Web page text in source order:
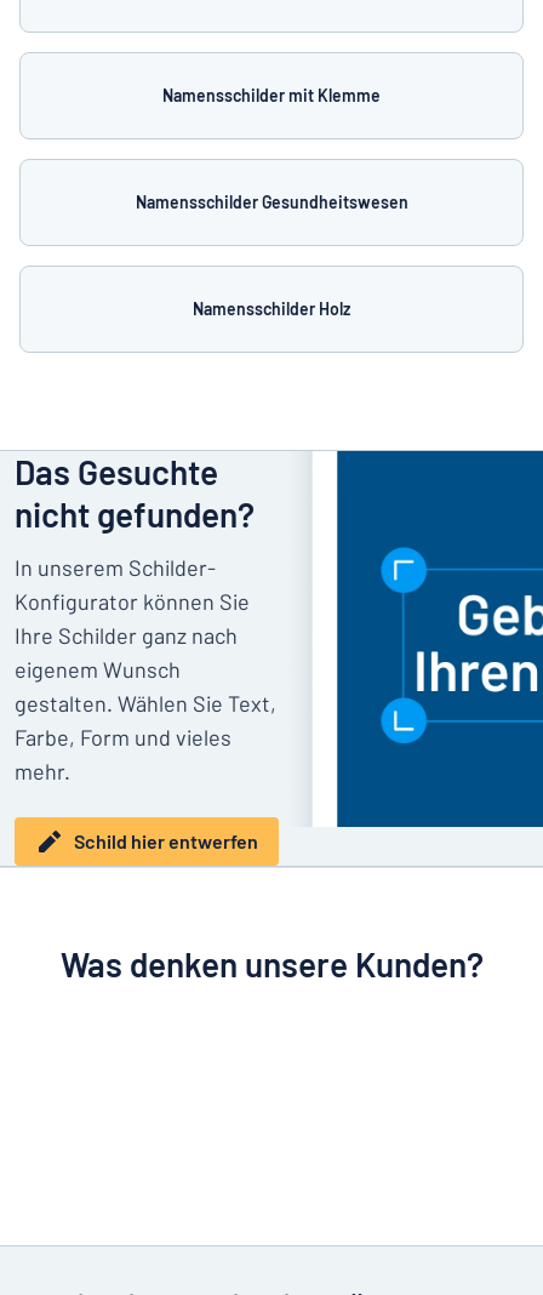
Namensschilder mit Klemme
Namensschilder Gesundheitswesen
Namensschilder Holz
Das Gesuchte
nicht gefunden?
In unserem Schilder-
Konfigurator können Sie
Ihre Schilder ganz nach
eigenem Wunsch
gestalten. Wählen Sie Text,
Farbe, Form und vieles
mehr.
Schild hier entwerfen
Was denken unsere Kunden?